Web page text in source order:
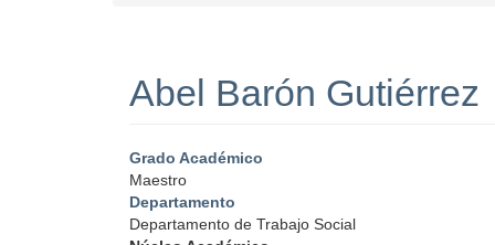
Abel Barón Gutiérrez
Grado Académico
Maestro
Departamento
Departamento de Trabajo Social